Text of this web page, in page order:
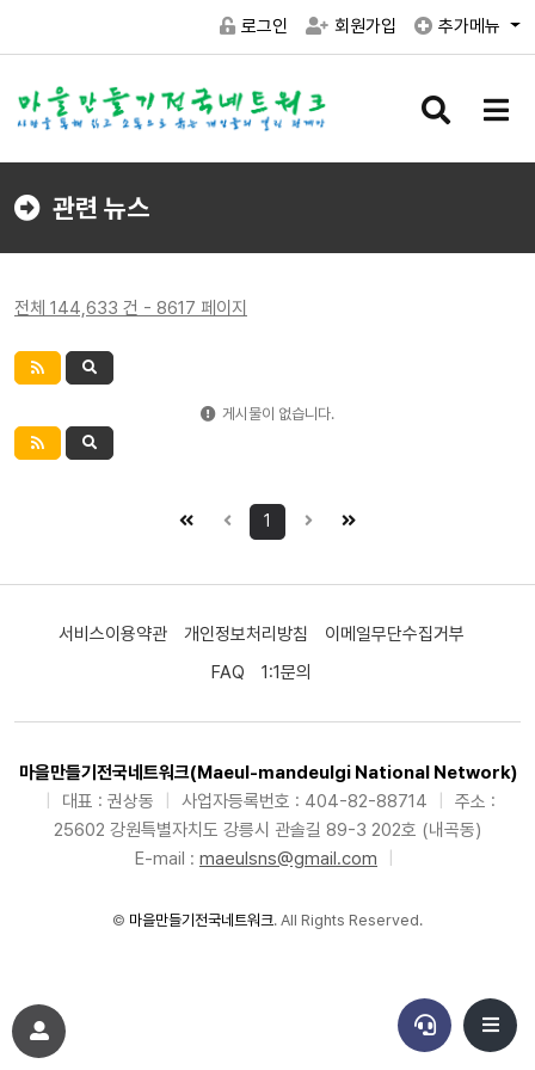
로그인 회원가입 추가메뉴
검
버
메
버
관련 뉴스
전체 144,633 건 - 8617 페이지
게시물이 없습니다.
1
서비스이용약관 개인정보처리방침
이메일무단수집거부
FAQ
1:1문의
마을만들기전국네트워크(Maeul-mandeulgi National Network)
대표 : 권상동 사업자등록번호 : 404-82-88714
주소 :
25602 강원특별자치도 강릉시 관솔길 89-3 202호 (내곡동)
E-mail : maeulsns@gmail.com
© 마을만들기전국네트워크. All Rights Reserved.